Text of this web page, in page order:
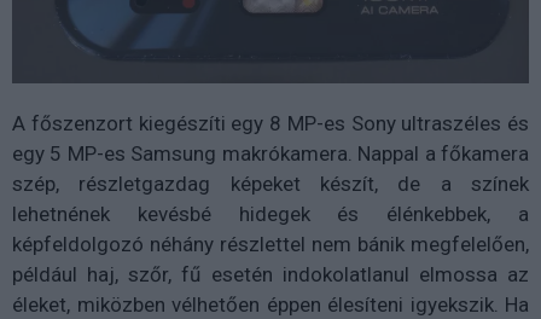
A főszenzort kiegészíti egy 8 MP-es Sony ultraszéles és
egy 5 MP-es Samsung makrókamera. Nappal a főkamera
szép, részletgazdag képeket készít, de a színek
lehetnének kevésbé hidegek és élénkebbek, a
képfeldolgozó néhány részlettel nem bánik megfelelően,
például haj, szőr, fű esetén indokolatlanul elmossa az
éleket, miközben vélhetően éppen élesíteni igyekszik. Ha